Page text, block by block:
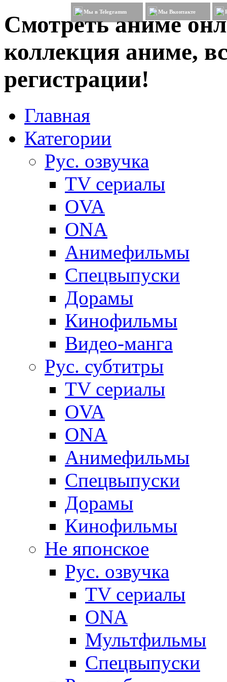
Смотреть аниме
коллекция аниме,
регистрации!
Мы в Telegramm Мы Вконтакте
Главная
Категории
Рус. озвучка
TV сериалы
OVA
ONA
Анимефильмы
Спецвыпуски
Дорамы
Кинофильмы
Видео-манга
Рус. субтитры
TV сериалы
OVA
ONA
Анимефильмы
Спецвыпуски
Дорамы
Кинофильмы
Не японское
Рус. озвучка
TV сериалы
ONA
Мультфильмы
Спецвыпуски